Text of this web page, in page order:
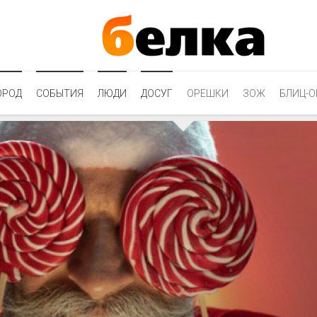
СОБЫТИЯ ЛЮДИ ДОСУГ ОРЕШКИ ЗОЖ БЛИЦ-